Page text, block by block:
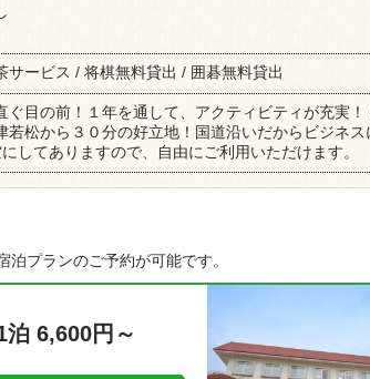
サービス / 将棋無料貸出 / 囲碁無料貸出
ぐ目の前！１年を通して、アクティビティが充実！
若松から３０分の好立地！国道沿いだからビジネス
してありますので、自由にご利用いただけます。
プランのご予約が可能です。
泊 6,600円～